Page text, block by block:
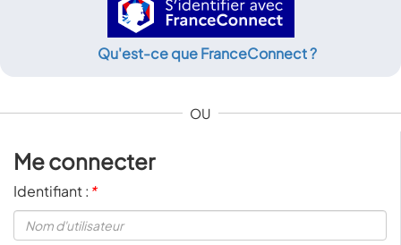
Qu'est-ce que FranceConnect ?
OU
Me connecter
Identifiant : *